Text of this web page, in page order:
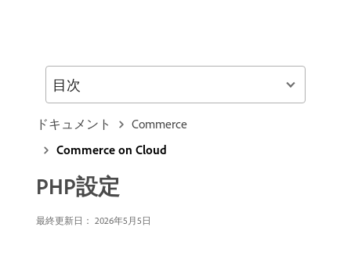
ドキュメント
Commerce
Commerce on Cloud
PHP設定
最終更新日： 2026年5月5日
目次